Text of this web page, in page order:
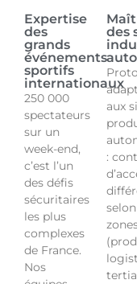
Expertise
des
grands
événements
sportifs
internationaux
250 000
spectateurs
sur un
week-end,
c’est l’un
des défis
sécuritaires
les plus
complexes
de France.
Nos
des
aux
: